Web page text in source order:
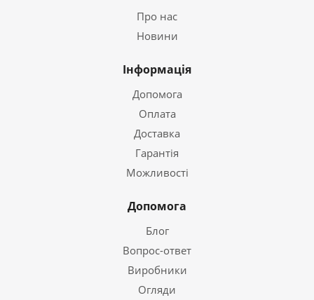
Про нас
Новини
Інформація
Допомога
Оплата
Доставка
Гарантія
Можливості
Допомога
Блог
Вопрос-ответ
Виробники
Огляди